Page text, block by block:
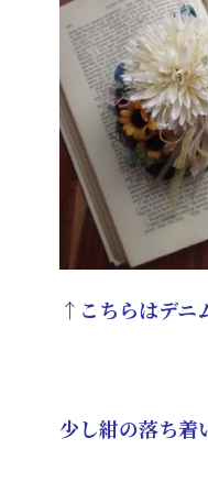
↑こちらはデニ
少し紺の落ち着